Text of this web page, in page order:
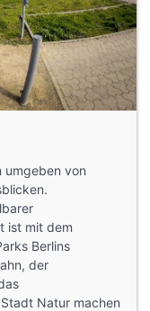
umgeben von
ist mit dem
Berlins
der
Natur machen